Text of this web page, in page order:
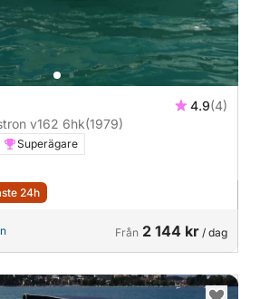
4.9(4)
Båt utan licens Glastron v162 6hk(1979)
Superägare
24h
Från 2 144 kr / dag